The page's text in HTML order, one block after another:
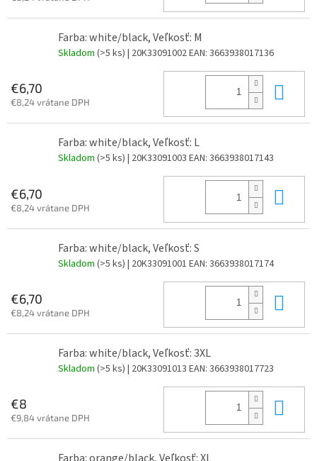
Farba: white/black, Veľkosť: M
Skladom (>5 ks) | 20K33091002EAN: 3663938017136
€6,70
€8,24 vrátane DPH
Farba: white/black, Veľkosť: L
Skladom (>5 ks) | 20K33091003 EAN: 3663938017143
€6,70
€8,24 vrátane DPH
Farba: white/black, Veľkosť: S
Skladom (>5 ks) | 20K33091001 EAN: 3663938017174
€6,70
€8,24 vrátane DPH
Farba: white/black, Veľkosť: 3XL
Skladom (>5 ks) | 20K33091013 EAN: 3663938017723
€8
€9,84 vrátane DPH